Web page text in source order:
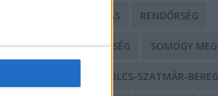
RABLÁS RENDŐRSÉG
SEGÍTSÉG SOMOGY
SZABOLCS-SZATMÁR-